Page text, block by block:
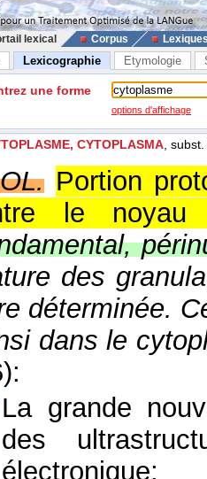
lexical Corpus
Lexicographie Etymologie
une forme
options d'affichage
CYTOPLASMA ,
Portion
le noyau
des
déterminée.
dans le
La grande
des